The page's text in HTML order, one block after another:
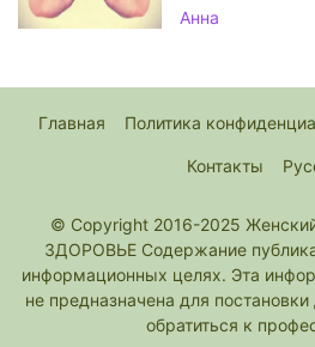
Анна
Главная Политика
Контакты
© Copyright 2016-2025
ЗДОРОВЬЕ Содержание
информационных целях. Эта
не предназначена для
обратиться к